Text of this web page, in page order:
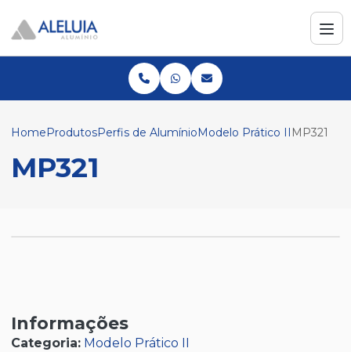
HomeProdutosPerfis de AlumínioModelo Prático II MP321
MP321
Informações
Categoria: Modelo Prático II